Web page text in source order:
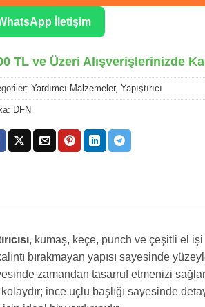
İletişim
TL ve Üzeri Alışverişlerinizde
Yardımcı Malzemeler, Yapıştırıcı
DFN
, kumaş, keçe, punch ve çeşitli el
bırakmayan yapısı sayesinde
zamandan tasarruf etmenizi
ince uçlu başlığı sayesinde